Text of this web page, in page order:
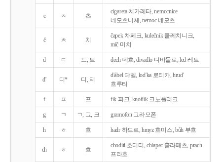
c ㅊ 츠
cigareta 치가레타, nemocnice
네모츠니체, nemoc 네모츠
č ㅊ 치
čapek 차페크, kulečnik 쿨레치니크,
míč 미치
d ㄷ 드, 트 dech 데흐, divadlo 디바들로, led 레트
d' 디* 디, 티
d'ábel 댜벨, lod'ka 로티카, hrud'
흐루티
f ㅍ 프 fík 피크, knoflík 크노플리크
g ㄱ ㄱ, 그, 크 gramofon 그라모폰
h ㅎ 흐 hadr 하드르, hmyz 흐미스, bůh 부흐
ch ㅎ 흐
choditi 호디티, chlapec 흘라페츠, prach
프라흐